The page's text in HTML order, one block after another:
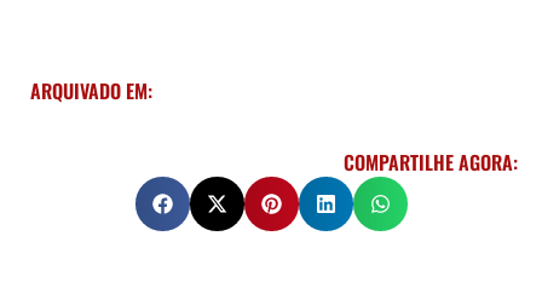
ARQUIVADO EM:
COMPARTILHE AGORA: